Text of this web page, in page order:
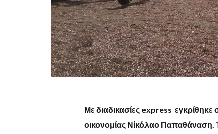
Με διαδικασίες express
οικονομίας Νίκόλαο Παπαθάναση.